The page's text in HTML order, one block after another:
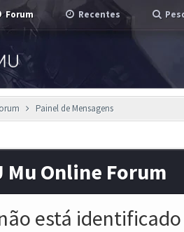
Forum Recentes
Painel de Mensagens
Mu Online Forum
está